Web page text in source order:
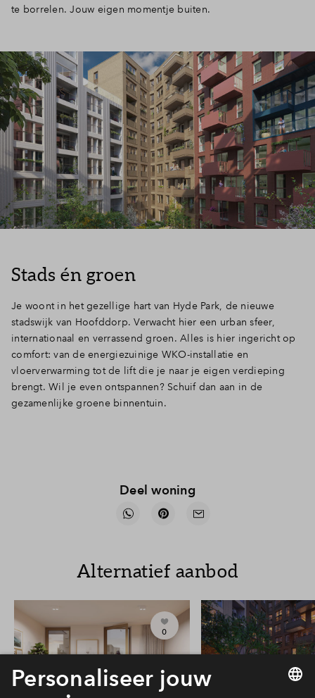
te borrelen. Jouw eigen momentje buiten.
Stads én groen
Je woont in het gezellige hart van Hyde Park, de nieuwe
stadswijk van Hoofddorp. Verwacht hier een urban sfeer,
internationaal en verrassend groen. Alles is hier ingericht op
comfort: van de energiezuinige WKO-installatie en
vloerverwarming tot de lift die je naar je eigen verdieping
brengt. Wil je even ontspannen? Schuif dan aan in de
gezamenlijke groene binnentuin.
Deel woning
Alternatief aanbod
0